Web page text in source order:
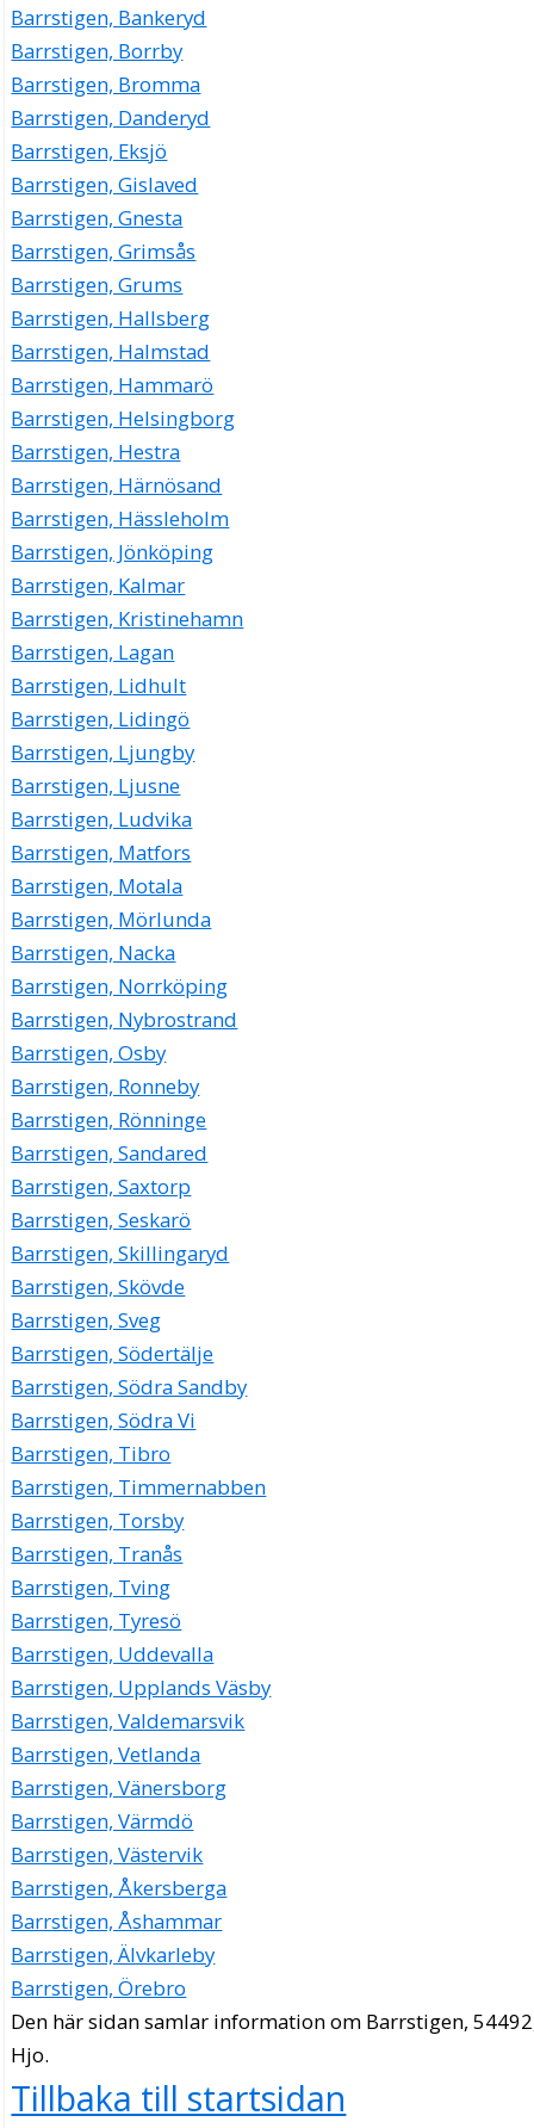
Barrstigen, Bankeryd
Barrstigen, Borrby
Barrstigen, Bromma
Barrstigen, Danderyd
Barrstigen, Eksjö
Barrstigen, Gislaved
Barrstigen, Gnesta
Barrstigen, Grimsås
Barrstigen, Grums
Barrstigen, Hallsberg
Barrstigen, Halmstad
Barrstigen, Hammarö
Barrstigen, Helsingborg
Barrstigen, Hestra
Barrstigen, Härnösand
Barrstigen, Hässleholm
Barrstigen, Jönköping
Barrstigen, Kalmar
Barrstigen, Kristinehamn
Barrstigen, Lagan
Barrstigen, Lidhult
Barrstigen, Lidingö
Barrstigen, Ljungby
Barrstigen, Ljusne
Barrstigen, Ludvika
Barrstigen, Matfors
Barrstigen, Motala
Barrstigen, Mörlunda
Barrstigen, Nacka
Barrstigen, Norrköping
Barrstigen, Nybrostrand
Barrstigen, Osby
Barrstigen, Ronneby
Barrstigen, Rönninge
Barrstigen, Sandared
Barrstigen, Saxtorp
Barrstigen, Seskarö
Barrstigen, Skillingaryd
Barrstigen, Skövde
Barrstigen, Sveg
Barrstigen, Södertälje
Barrstigen, Södra Sandby
Barrstigen, Södra Vi
Barrstigen, Tibro
Barrstigen, Timmernabben
Barrstigen, Torsby
Barrstigen, Tranås
Barrstigen, Tving
Barrstigen, Tyresö
Barrstigen, Uddevalla
Barrstigen, Upplands Väsby
Barrstigen, Valdemarsvik
Barrstigen, Vetlanda
Barrstigen, Vänersborg
Barrstigen, Värmdö
Barrstigen, Västervik
Barrstigen, Åkersberga
Barrstigen, Åshammar
Barrstigen, Älvkarleby
Barrstigen, Örebro
Den här sidan samlar information om Barrstigen,
Hjo.
Tillbaka till startsidan